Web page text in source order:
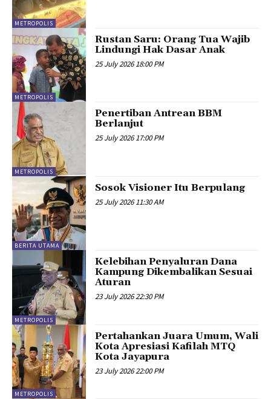
METROPOLIS
METROPOLIS
Rustan Saru: Orang Tua Wajib
Lindungi Hak Dasar Anak
25 July 2026 18:00 PM
METROPOLIS
Penertiban Antrean BBM
Berlanjut
25 July 2026 17:00 PM
BERITA UTAMA
Sosok Visioner Itu Berpulang
25 July 2026 11:30 AM
METROPOLIS
Kelebihan Penyaluran Dana
Kampung Dikembalikan Sesuai
Aturan
23 July 2026 22:30 PM
METROPOLIS
Pertahankan Juara Umum, Wali
Kota Apresiasi Kafilah MTQ
Kota Jayapura
23 July 2026 22:00 PM